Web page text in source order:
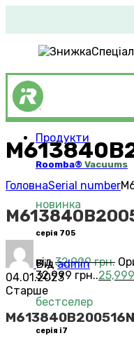
Продукти
Roomba® Vacuums
новинка
серія 705
від32,999грн.
32,999 грн..25,999
бестселер
серія i7
ГоловнаSerial number
Відadmin
04.01.2023
Старше